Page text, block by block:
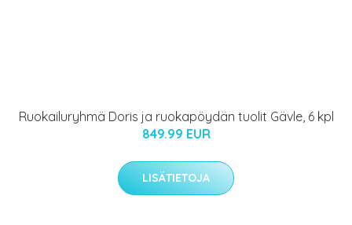
Ruokailuryhmä Doris ja ruokapöydän tuolit Gävle, 6 kpl
849.99 EUR
LISÄTIETOJA